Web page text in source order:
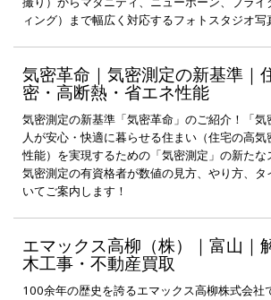
ィング）まで幅広く対応するフォトスタジオ写
気密革命｜気密測定の新基準｜
密・高断熱・省エネ性能
気密測定の新基準「気密革命」のご紹介！「
人が安心・快適に暮らせる住まい（住宅の高
性能）を実現するための「気密測定」の新たな
気密測定の有資格者が数値の見方、やり方、タ
いてご案内します！
エマックス高柳（株）｜富山｜
木工事・不動産買取
100余年の歴史を誇るエマックス高柳株式会社